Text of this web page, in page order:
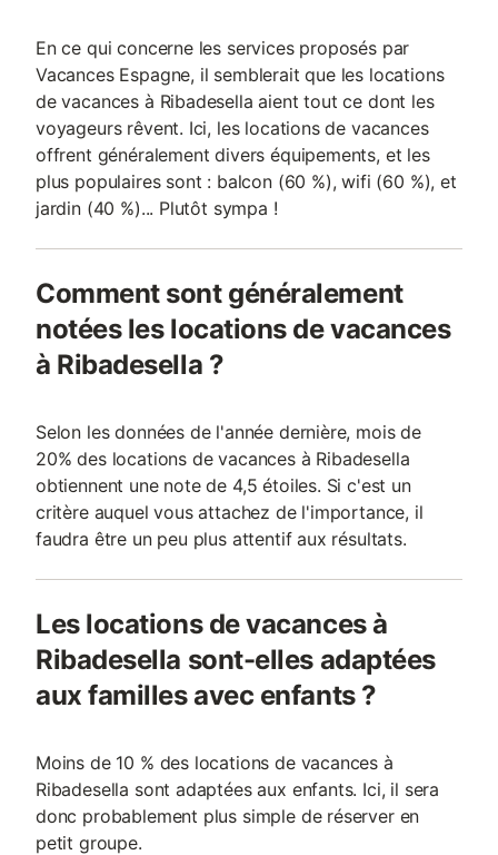
En ce qui concerne les services proposés par
Vacances Espagne, il semblerait que les locations
de vacances à Ribadesella aient tout ce dont les
voyageurs rêvent. Ici, les locations de vacances
offrent généralement divers équipements, et les
plus populaires sont : balcon (60 %), wifi (60 %), et
jardin (40 %)... Plutôt sympa !
Comment sont généralement
notées les locations de vacances
à Ribadesella ?
Selon les données de l'année dernière, mois de
20% des locations de vacances à Ribadesella
obtiennent une note de 4,5 étoiles. Si c'est un
critère auquel vous attachez de l'importance, il
faudra être un peu plus attentif aux résultats.
Les locations de vacances à
Ribadesella sont-elles adaptées
aux familles avec enfants ?
Moins de 10 % des locations de vacances à
Ribadesella sont adaptées aux enfants. Ici, il sera
donc probablement plus simple de réserver en
petit groupe.